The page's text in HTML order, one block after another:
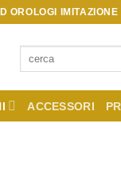
OROLOGI IMITAZIONE
ACCESSORI